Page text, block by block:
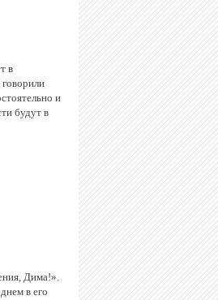
в
и
будут в
Дима!».
в его